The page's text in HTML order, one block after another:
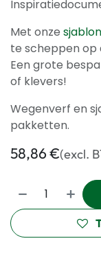
Met onze
te scheppen op
Een grote
of klevers!
Wegenverf en
pakketten.
58,86€(excl.